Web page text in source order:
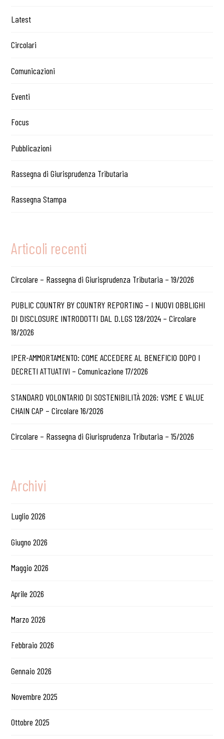
Latest
Circolari
Comunicazioni
Eventi
Focus
Pubblicazioni
Rassegna di Giurisprudenza Tributaria
Rassegna Stampa
Articoli recenti
Circolare – Rassegna di Giurisprudenza Tributaria – 19/2026
PUBLIC COUNTRY BY COUNTRY REPORTING – I NUOVI OBBLIGHI
DI DISCLOSURE INTRODOTTI DAL D.LGS 128/2024 – Circolare
18/2026
IPER-AMMORTAMENTO: COME ACCEDERE AL BENEFICIO DOPO I
DECRETI ATTUATIVI – Comunicazione 17/2026
STANDARD VOLONTARIO DI SOSTENIBILITÀ 2026: VSME E VALUE
CHAIN CAP – Circolare 16/2026
Circolare – Rassegna di Giurisprudenza Tributaria – 15/2026
Archivi
Luglio 2026
Giugno 2026
Maggio 2026
Aprile 2026
Marzo 2026
Febbraio 2026
Gennaio 2026
Novembre 2025
Ottobre 2025